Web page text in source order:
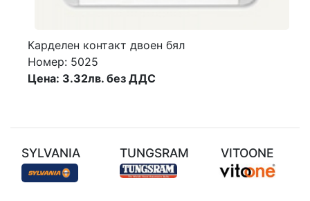
Карделен контакт двоен бял
Номер: 5025
Цена: 3.32лв. без ДДС
SYLVANIA TUNGSRAM VITOONE